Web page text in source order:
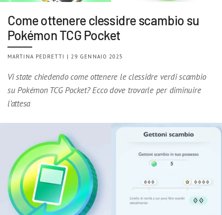
Come ottenere clessidre scambio su
Pokémon TCG Pocket
MARTINA PEDRETTI | 29 GENNAIO 2025
Vi state chiedendo come ottenere le clessidre verdi scambio
su Pokémon TCG Pocket? Ecco dove trovarle per diminuire
l’attesa